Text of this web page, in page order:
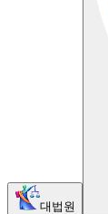
대법원